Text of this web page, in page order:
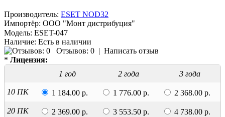
Производитель: ESET NOD32
Импортёр: ООО "Монт дистрибуция"
Модель: ESET-047
Наличие: Есть в наличии
Отзывов: 0 | Написать отзыв
* Лицензия:
1 год
2 года 3 года
10 ПК 1 184.00 р. 1 776.00 р. 2 368.00 р.
20 ПК 2 369.00 р. 3 553.50 р. 4 738.00 р.